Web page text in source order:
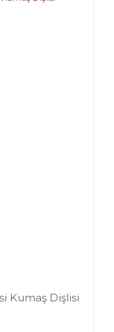
Kumaş Dişlisi